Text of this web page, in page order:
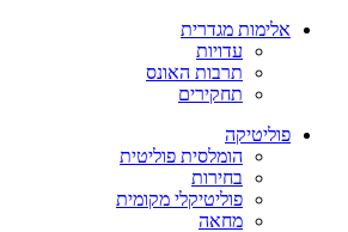
אלימות מגדרית
עדויות
תרבות האונס
תחקירים
פוליטיקה
הומלסית פוליטית
בחירות
פוליטיקלי מקומית
מחאה